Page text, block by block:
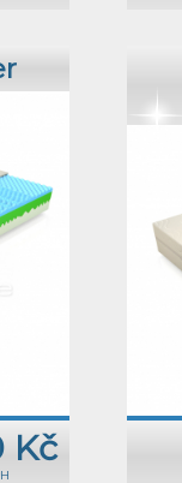
Kč